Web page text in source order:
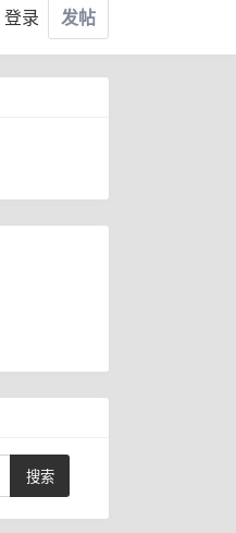
登录 发帖